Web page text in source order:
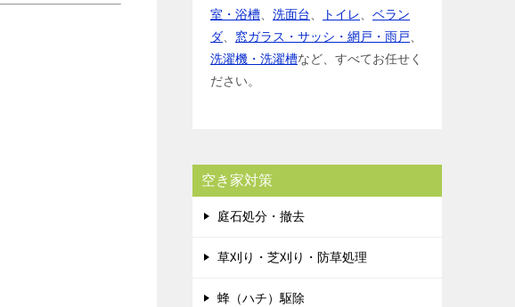
室・浴槽
洗面台 トイレ
ベラン
ダ
窓ガラス・サッシ・網戸・雨戸
洗濯機・洗濯槽など、すべてお任せく
ださい。
空き家対策
庭石処分・撤去
草刈り・芝刈り・防草処理
蜂（ハチ）駆除